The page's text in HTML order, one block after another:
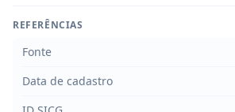
REFERÊNCIAS
Fonte
Data de cadastro